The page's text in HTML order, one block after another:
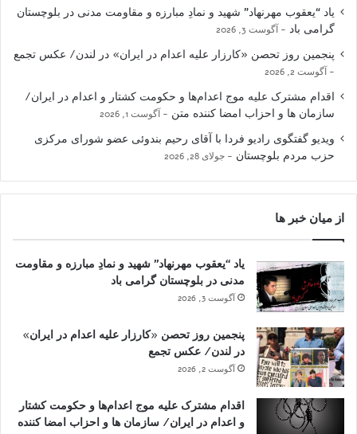
یاد “یعقوب مهرنهاد” شهید و نمادِ مبارزه و مقاومت مدنی در بلوچستان
گرامی باد
آگوست 3, 2026
پنجمین روز تحصن «کارزار علیه اعدام در ایران» در لندن/ عکس تجمع
آگوست 2, 2026
اقدام مشترک علیه موج اعدام‌ها و حکومت کشتار و اعدام در ایران/
سازمان ها و احزاب امضا کننده متن
آگوست 1, 2026
ویدیو گفتگوی رادیو فردا با آقای رحیم بندوئی عضو شورای مرکزی
حزب مردم بلوچستان
جولای 28, 2026
از میان خبر ها
یاد “یعقوب مهرنهاد” شهید و نمادِ مبارزه و مقاومت
مدنی در بلوچستان گرامی باد
آگوست 3, 2026
پنجمین روز تحصن «کارزار علیه اعدام در ایران»
در لندن/ عکس تجمع
آگوست 2, 2026
اقدام مشترک علیه موج اعدام‌ها و حکومت کشتار
و اعدام در ایران/ سازمان ها و احزاب امضا کننده